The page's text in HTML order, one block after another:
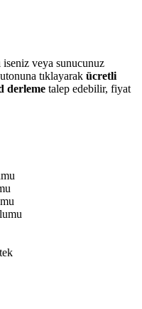
iseniz veya sunucunuz
tıklayarak ücretli
derleme talep edebilir, fiyat